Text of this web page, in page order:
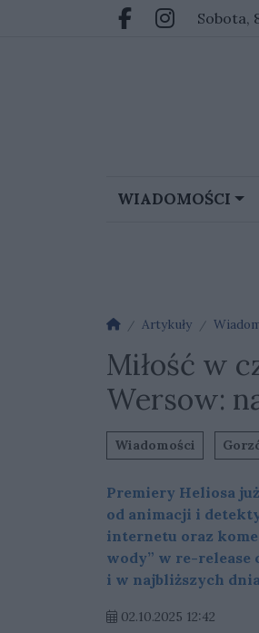
Przejdź do głównych treści
Przejdź do głównego menu sobota,
WIADOMOŚCI
Strona główna
Artykuły
Miłość w
Wersow:
Wiadomości
Premiery Heliosa
od animacji i
internetu oraz
wody” w re-release
i w najbliższych
02.10.2025 12:42